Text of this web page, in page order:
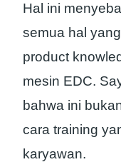
Hal ini
semua hal
product
mesin EDC.
bahwa ini
cara training
karyawan.